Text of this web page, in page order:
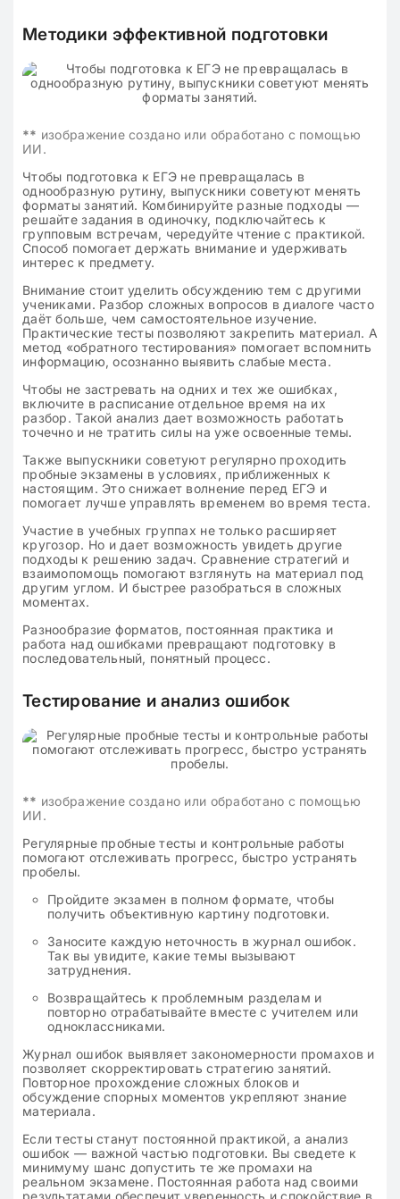
Методики эффективной подготовки
** изображение создано или обработано с помощью
ИИ.
Чтобы подготовка к ЕГЭ не превращалась в
однообразную рутину, выпускники советуют менять
форматы занятий. Комбинируйте разные подходы —
решайте задания в одиночку, подключайтесь к
групповым встречам, чередуйте чтение с практикой.
Способ помогает держать внимание и удерживать
интерес к предмету.
Внимание стоит уделить обсуждению тем с другими
учениками. Разбор сложных вопросов в диалоге часто
даёт больше, чем самостоятельное изучение.
Практические тесты позволяют закрепить материал. А
метод «обратного тестирования» помогает вспомнить
информацию, осознанно выявить слабые места.
Чтобы не застревать на одних и тех же ошибках,
включите в расписание отдельное время на их
разбор. Такой анализ дает возможность работать
точечно и не тратить силы на уже освоенные темы.
Также выпускники советуют регулярно проходить
пробные экзамены в условиях, приближенных к
настоящим. Это снижает волнение перед ЕГЭ и
помогает лучше управлять временем во время теста.
Участие в учебных группах не только расширяет
кругозор. Но и дает возможность увидеть другие
подходы к решению задач. Сравнение стратегий и
взаимопомощь помогают взглянуть на материал под
другим углом. И быстрее разобраться в сложных
моментах.
Разнообразие форматов, постоянная практика и
работа над ошибками превращают подготовку в
последовательный, понятный процесс.
Тестирование и анализ ошибок
** изображение создано или обработано с помощью
ИИ.
Регулярные пробные тесты и контрольные работы
помогают отслеживать прогресс, быстро устранять
пробелы.
Пройдите экзамен в полном формате, чтобы
получить объективную картину подготовки.
Заносите каждую неточность в журнал ошибок.
Так вы увидите, какие темы вызывают
затруднения.
Возвращайтесь к проблемным разделам и
повторно отрабатывайте вместе с учителем или
одноклассниками.
Журнал ошибок выявляет закономерности промахов и
позволяет скорректировать стратегию занятий.
Повторное прохождение сложных блоков и
обсуждение спорных моментов укрепляют знание
материала.
Если тесты станут постоянной практикой, а анализ
ошибок — важной частью подготовки. Вы сведете к
минимуму шанс допустить те же промахи на
реальном экзамене. Постоянная работа над своими
результатами обеспечит уверенность и спокойствие в